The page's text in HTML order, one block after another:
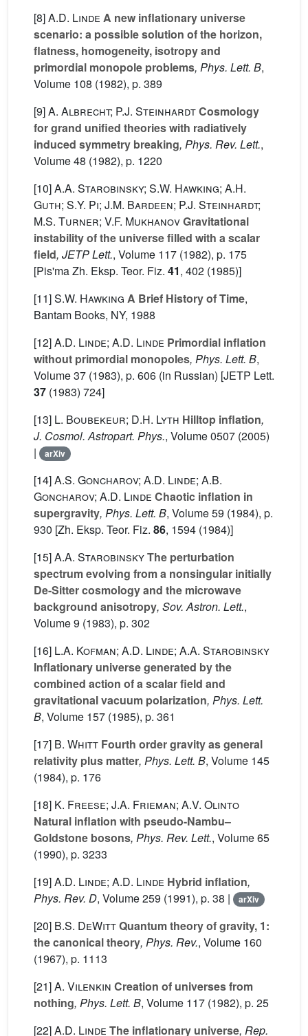
[8]A.D. Linde A new inflationary universe
scenario: a possible solution of the horizon,
flatness, homogeneity, isotropy and
primordial monopole problems, Phys. Lett. B,
Volume 108 (1982), p. 389
[9]A. Albrecht; P.J. SteinhardtCosmology
for grand unified theories with radiatively
induced symmetry breaking, Phys. Rev. Lett.,
Volume 48 (1982), p. 1220
[10]A.A. Starobinsky; S.W. Hawking; A.H.
Guth; S.Y. Pi; J.M. Bardeen; P.J. Steinhardt;
M.S. Turner; V.F. MukhanovGravitational
instability of the universe filled with a scalar
field, JETP Lett., Volume 117 (1982), p. 175
[Pis'ma Zh. Eksp. Teor. Fiz. 41, 402 (1985)]
[11]S.W. Hawking A Brief History of Time,
Bantam Books, NY, 1988
[12]A.D. Linde; A.D. Linde Primordial inflation
without primordial monopoles, Phys. Lett. B,
Volume 37 (1983), p. 606 (in Russian) [JETP Lett.
37 (1983) 724]
[13] L. Boubekeur; D.H. Lyth Hilltop inflation,
J. Cosmol. Astropart. Phys., Volume 0507 (2005)
|
arXiv
[14]A.S. Goncharov; A.D. Linde; A.B.
Goncharov; A.D. Linde Chaotic inflation in
supergravity, Phys. Lett. B, Volume 59 (1984), p.
930 [Zh. Eksp. Teor. Fiz. 86, 1594 (1984)]
[15]A.A. StarobinskyThe perturbation
spectrum evolving from a nonsingular initially
De-Sitter cosmology and the microwave
background anisotropy, Sov. Astron. Lett.,
Volume 9 (1983), p. 302
[16] L.A. Kofman; A.D. Linde; A.A. Starobinsky
Inflationary universe generated by the
combined action of a scalar field and
gravitational vacuum polarization, Phys. Lett.
B, Volume 157 (1985), p. 361
[17] B. Whitt Fourth order gravity as general
relativity plus matter, Phys. Lett. B, Volume 145
(1984), p. 176
[18] K. Freese; J.A. Frieman; A.V. Olinto
Natural inflation with pseudo-Nambu–
Goldstone bosons, Phys. Rev. Lett., Volume 65
(1990), p. 3233
[19]A.D. Linde; A.D. Linde Hybrid inflation,
Phys. Rev. D, Volume 259 (1991), p. 38 | arXiv
[20] B.S. DeWittQuantum theory of gravity, 1:
the canonical theory, Phys. Rev., Volume 160
(1967), p. 1113
[21]A. Vilenkin Creation of universes from
nothing, Phys. Lett. B, Volume 117 (1982), p. 25
[22]A.D. Linde The inflationary universe, Rep.